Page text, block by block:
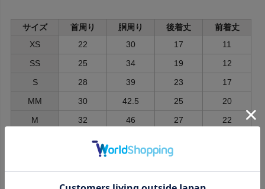
サイズ 首周り 胴周り 後着丈
前着丈
XS
22 30 17
11
SS
25 34 19
12
S
28 39 23
17
MM
30 42.5 25
20
M
32 46 27
22
ダックスサイズ